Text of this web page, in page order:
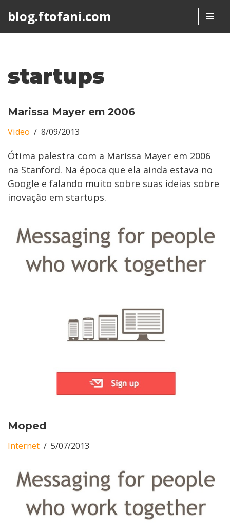
blog.ftofani.com
startups
Marissa Mayer em 2006
Video 8/09/2013
Ótima palestra com a Marissa Mayer em 2006
na Stanford. Na época que ela ainda estava no
Google e falando muito sobre suas ideias sobre
inovação em startups.
Moped
Internet 5/07/2013